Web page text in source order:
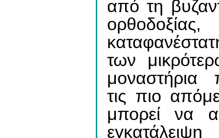
από τη
των
μοναστήρια
τις πιο
μπορεί να